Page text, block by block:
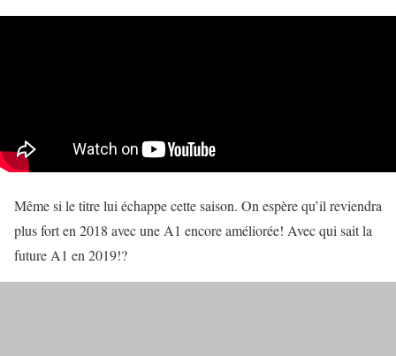
Même si le titre lui échappe cette saison. On espère qu’il reviendra
plus fort en 2018 avec une A1 encore améliorée! Avec qui sait la
future A1 en 2019!?